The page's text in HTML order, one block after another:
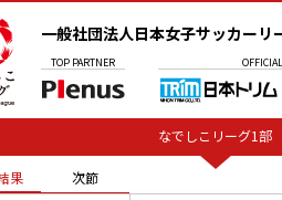
一般社団法人日本女子サッカーリ
TOP PARTNER OFFICIAL
なでしこリーグ1部
果 次節